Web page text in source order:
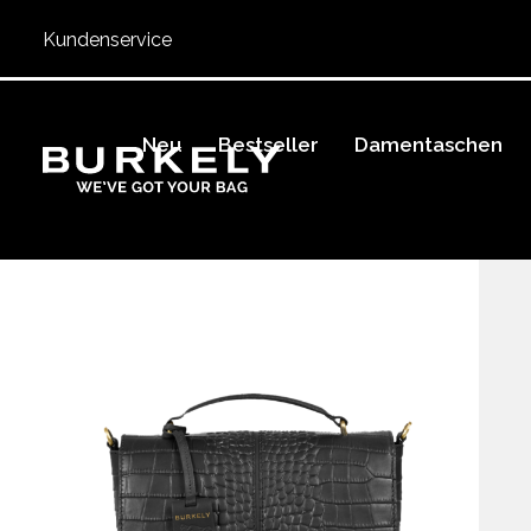
Kundenservice
BURKELY
Neu Bestseller Damentaschen